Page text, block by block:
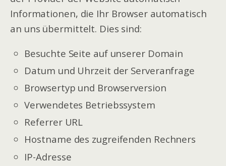
Informationen, die Ihr Browser automatisch
an uns übermittelt. Dies sind:
Besuchte Seite auf unserer Domain
Datum und Uhrzeit der Serveranfrage
Browsertyp und Browserversion
Verwendetes Betriebssystem
Referrer URL
Hostname des zugreifenden Rechners
IP-Adresse